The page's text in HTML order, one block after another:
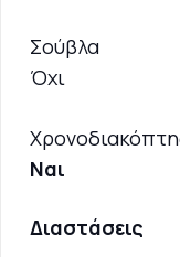
Σούβλα
Όχι
Ναι
Διαστάσεις